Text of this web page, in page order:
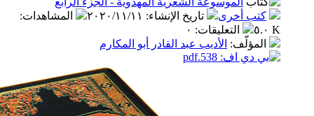
أخرى
تاريخ الإنشاء :٢٠٢٠/١١/١١ المشاهدات:
التعليقات:٠
الأديب عبد القادر أبو المكارم